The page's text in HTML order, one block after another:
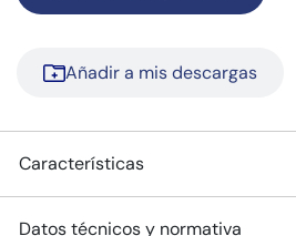
Añadir a mis descargas
Características
Datos técnicos y normativa